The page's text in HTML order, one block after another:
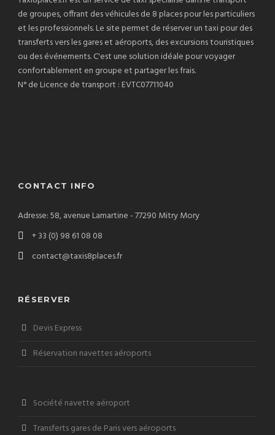
de groupes, offrant des véhicules de 8 places pour les particuliers
et les professionnels. Le site permet de réserver un taxi pour des
transferts vers les gares et aéroports, des excursions touristiques
ou des événements. C'est une solution idéale pour voyager
confortablement en groupe et partager les frais.
N° de Licence de transport : EVTC07711040
CONTACT INFO
Adresse: 58, avenue Lamartine - 77290 Mitry Mory
+ 33 (0) 98 61 08 08
contact@taxis8places.fr
RÉSERVER
Devis Express
Réservation navettes aéroports
Société navette aéroport
Transferts gares de Paris vers aéroports